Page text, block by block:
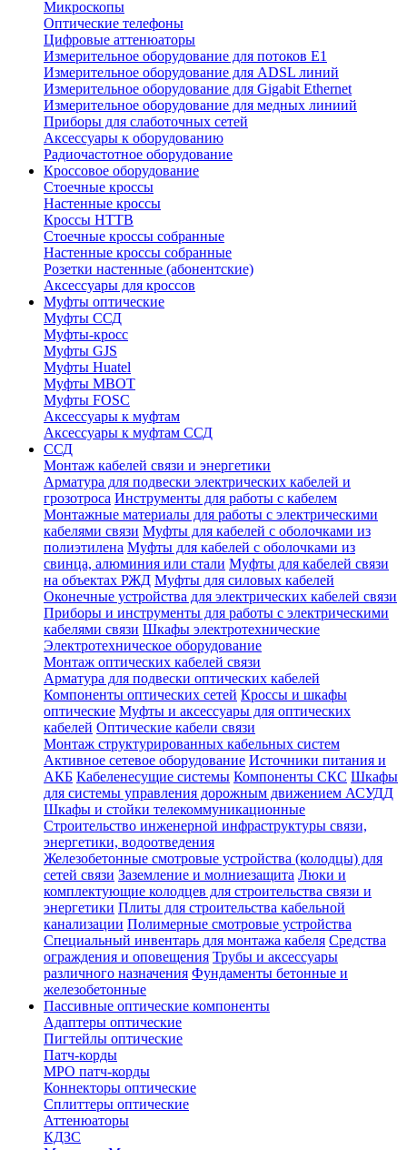
Микроскопы
Оптические телефоны
Цифровые аттенюаторы
Измерительное оборудование для потоков Е1
Измерительное оборудование для ADSL линий
Измерительное оборудование для Gigabit Ethernet
Измерительное оборудование для медных линиий
Приборы для слаботочных сетей
Аксессуары к оборудованию
Радиочастотное оборудование
Кроссовое оборудование
Стоечные кроссы
Настенные кроссы
Кроссы HTTB
Стоечные кроссы собранные
Настенные кроссы собранные
Розетки настенные (абонентские)
Аксессуары для кроссов
Муфты оптические
Муфты ССД
Муфты-кросс
Муфты GJS
Муфты Huatel
Муфты МВОТ
Муфты FOSC
Аксессуары к муфтам
Аксессуары к муфтам ССД
ССД
Монтаж кабелей связи и энергетики
Арматура для подвески электрических кабелей и
грозотроса Инструменты для работы с кабелем
Монтажные материалы для работы с электрическими
кабелями связи Муфты для кабелей с оболочками из
полиэтилена Муфты для кабелей с оболочками из
свинца, алюминия или стали Муфты для кабелей связи
на объектах РЖД Муфты для силовых кабелей
Оконечные устройства для электрических кабелей связи
Приборы и инструменты для работы с электрическими
кабелями связи Шкафы электротехнические
Электротехническое оборудование
Монтаж оптических кабелей связи
Арматура для подвески оптических кабелей
Компоненты оптических сетей Кроссы и шкафы
оптические Муфты и аксессуары для оптических
кабелей Оптические кабели связи
Монтаж структурированных кабельных систем
Активное сетевое оборудование Источники питания и
АКБ Кабеленесущие системы Компоненты СКС Шкафы
для системы управления дорожным движением АСУДД
Шкафы и стойки телекоммуникационные
Строительство инженерной инфраструктуры связи,
энергетики, водоотведения
Железобетонные смотровые устройства (колодцы) для
сетей связи Заземление и молниезащита Люки и
комплектующие колодцев для строительства связи и
энергетики Плиты для строительства кабельной
канализации Полимерные смотровые устройства
Специальный инвентарь для монтажа кабеля Средства
ограждения и оповещения Трубы и аксессуары
различного назначения Фундаменты бетонные и
железобетонные
Пассивные оптические компоненты
Адаптеры оптические
Пигтейлы оптические
Патч-корды
MPO патч-корды
Коннекторы оптические
Сплиттеры оптические
Аттенюаторы
КДЗС